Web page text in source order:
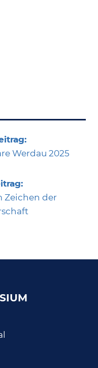
Werdau 2025
Zeichen der